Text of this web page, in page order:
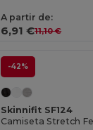
A partir de:
6,91 €11,10 €
-42%
Skinnifit SF124
Camiseta Stretch